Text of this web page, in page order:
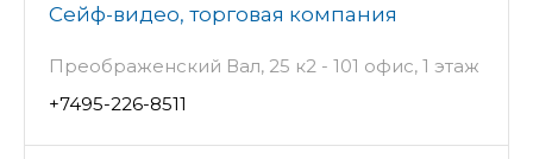
Сейф-видео, торговая компания
Преображенский Вал, 25 к2 - 101 офис, 1 этаж
+7495-226-8511